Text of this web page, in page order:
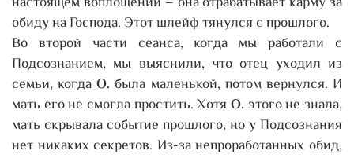
обиду на Господа. Этот шлейф тянулся с прошлого.
Во второй части сеанса, когда мы работали с
Подсознанием, мы выяснили, что отец уходил из
семьи, когдаО. была маленькой, потом вернулся. И
мать его не смогла простить. ХотяО. этого не знала,
мать скрывала событие прошлого, но у Подсознания
нет никаких секретов. Из-за непроработанных обид,